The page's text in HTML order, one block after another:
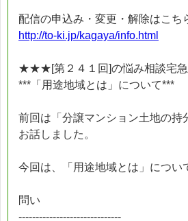
配信の申込み・変更・解除はこち
http://to-ki.jp/kagaya/info.html
★★★[第２４１回]の悩み相談宅
***「用途地域とは」について***
前回は「分譲マンション土地の持
お話しました。
今回は、「用途地域とは」につい
問い
------------------------------